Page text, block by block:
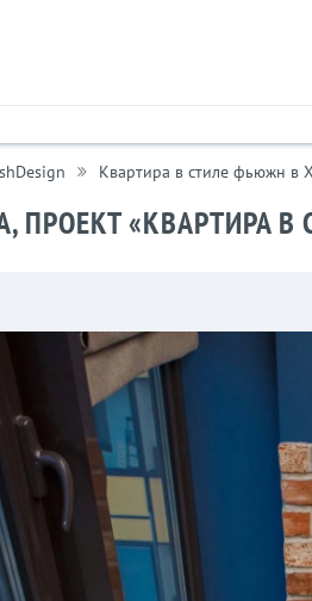
Квартира в стиле фьюжн в
ПРОЕКТ «КВАРТИРА